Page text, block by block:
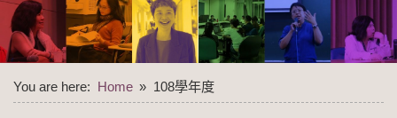
You are here: Home 108學年度